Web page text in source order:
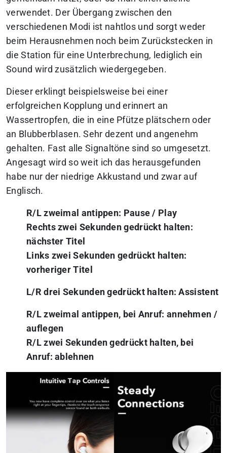
verwendet. Der Übergang zwischen den
verschiedenen Modi ist nahtlos und sorgt weder
beim Herausnehmen noch beim Zurückstecken in
die Station für eine Unterbrechung, lediglich ein
Sound wird zusätzlich wiedergegeben.
Dieser erklingt beispielsweise bei einer
erfolgreichen Kopplung und erinnert an
Wassertropfen, die in eine Pfütze plätschern oder
an Blubberblasen. Sehr dezent und angenehm
gehalten. Fast alle Signaltöne sind so umgesetzt.
Angesagt wird so weit ich das herausgefunden
habe nur der niedrige Akkustand und zwar auf
Englisch.
R/L zweimal antippen: Pause / Play
Rechts zwei Sekunden gedrückt halten:
nächster Titel
Links zwei Sekunden gedrückt halten:
vorheriger Titel
L/R drei Sekunden gedrückt halten: Assistent
R/L zweimal antippen, bei Anruf: annehmen /
auflegen
R/L zwei Sekunden gedrückt halten, bei
Anruf: ablehnen